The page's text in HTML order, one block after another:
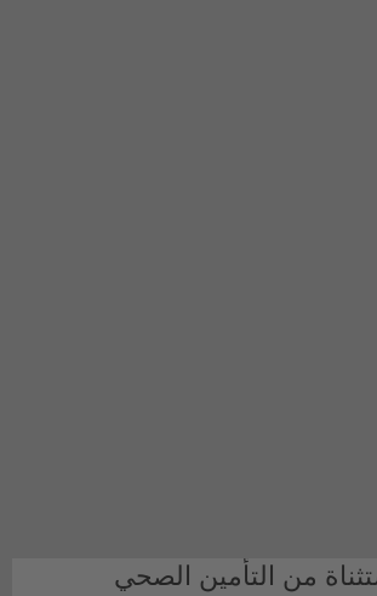
من التأمين الصحي